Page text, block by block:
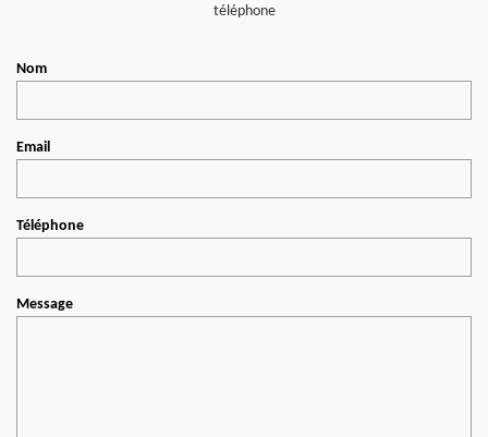
téléphone
Nom
Email
Téléphone
Message